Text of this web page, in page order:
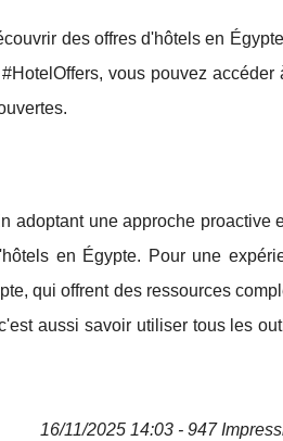
des offres d'hôtels en
vous pouvez accéder
adoptant une approche proactive
en Égypte. Pour une
qui offrent des ressources
aussi savoir utiliser tous les
16/11/2025 14:03 - 947